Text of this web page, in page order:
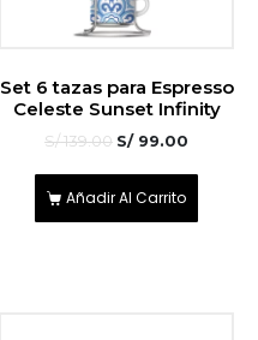
Set 6 tazas para Espresso
Celeste Sunset Infinity
S/139.00 S/99.00
Añadir Al Carrito